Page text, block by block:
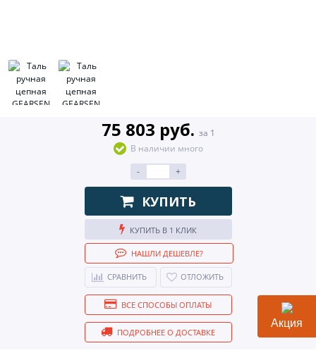
75 803 руб. за 1
В наличии много
-
+
КУПИТЬ
КУПИТЬ В 1 КЛИК
НАШЛИ ДЕШЕВЛЕ?
СРАВНИТЬ ОТЛОЖИТЬ
ВСЕ СПОСОБЫ ОПЛАТЫ
ПОДРОБНЕЕ О ДОСТАВКЕ
Акция